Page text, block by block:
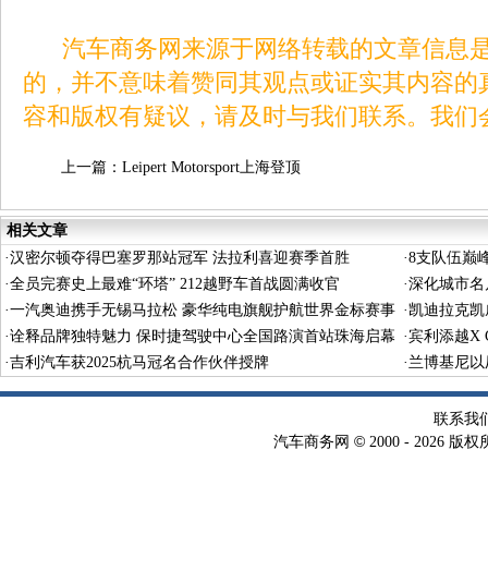
汽车商务网来源于网络转载的文章信息
的，并不意味着赞同其观点或证实其内容
容和版权有疑议，请及时与我们联系。我
上一篇： Leipert Motorsport上海登顶
相关文章
·汉密尔顿夺得巴塞罗那站冠军 法拉利喜迎赛季首胜 ·8支队伍巅
·全员完赛史上最难“环塔” 212越野车首战圆满收官 ·深化城市
·一汽奥迪携手无锡马拉松 豪华纯电旗舰护航世界金标赛事 ·凯迪拉克
·诠释品牌独特魅力 保时捷驾驶中心全国路演首站珠海启幕 ·宾利添越X
·吉利汽车获2025杭马冠名合作伙伴授牌 · 兰博基尼
联系我
汽车商务网 © 2000 - 2026 版权